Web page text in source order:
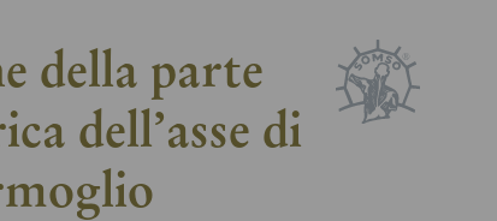
della parte
dell’asse di